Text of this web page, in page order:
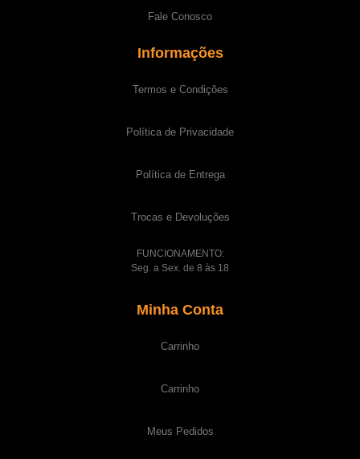
Fale Conosco
Informações
Termos e Condições
Política de Privacidade
Política de Entrega
Trocas e Devoluções
FUNCIONAMENTO:
Seg. a Sex. de 8 às 18
Minha Conta
Carrinho
Carrinho
Meus Pedidos